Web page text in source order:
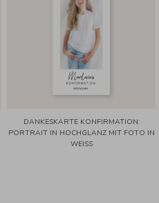
DANKESKARTE KONFIRMATION:
PORTRAIT IN HOCHGLANZ MIT FOTO IN
WEISS